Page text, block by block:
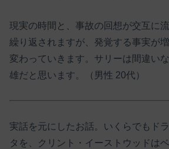
現実の時間と、事故の回想が交互に
繰り返されますが、発覚する事実が
変わっていきます。サリーは間違い
雄だと思います。（男性 20代）
実話を元にしたお話。いくらでもド
タを、クリント・イーストウッドは